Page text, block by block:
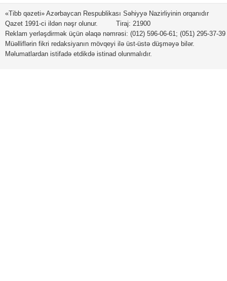
«Tibb qəzeti» Azərbaycan Respublikası Səhiyyə Nazirliyinin orqanıdır
Qazet 1991-ci ildən nəşr olunur. Tiraj: 21900
Reklam yerləşdirmək üçün əlaqə nəmrəsi: (012) 596-06-61; (051) 295-37-39
Müəlliflərin fikri redaksiyanın mövqeyi ilə üst-üstə düşməyə bilər.
Məlumatlardan istifadə etdikdə istinad olunmalıdır.